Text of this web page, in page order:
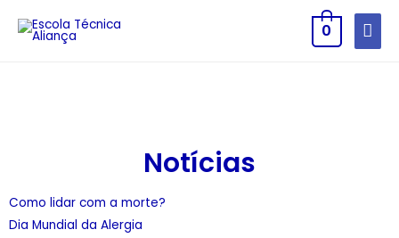
0
Notícias
Como lidar com a morte?
Dia Mundial da Alergia